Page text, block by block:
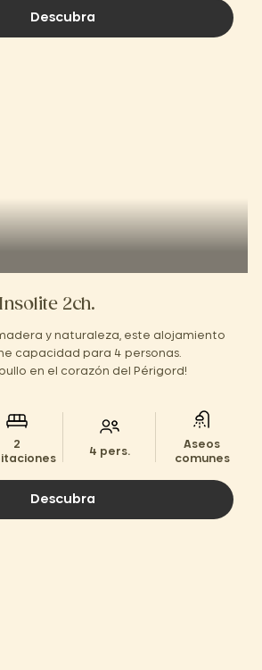
Descubra
2ch.
y naturaleza, este alojamiento
capacidad para 4 personas.
en el corazón del Périgord!
2
4 pers.
Aseos
comunes
Descubra